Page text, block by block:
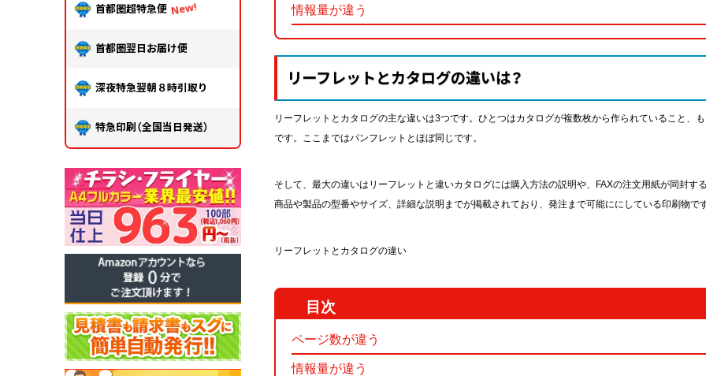
情報量が違う
リーフレットとカタログの違いは？
リーフレットとカタログの主な違いは3つです。ひとつはカタログが複数枚から作られていること、
です。ここまではパンフレットとほぼ同じです。
そして、最大の違いはリーフレットと違いカタログには購入方法の説明や、FAXの注文用紙が同封
商品や製品の型番やサイズ、詳細な説明までが掲載されており、発注まで可能ににしている印刷物で
リーフレットとカタログの違い
ページ数が違う
情報量が違う
首都圏超特急便
首都圏翌日お届け便
深夜特急翌朝８時引取り
特急印刷（全国当日発送）